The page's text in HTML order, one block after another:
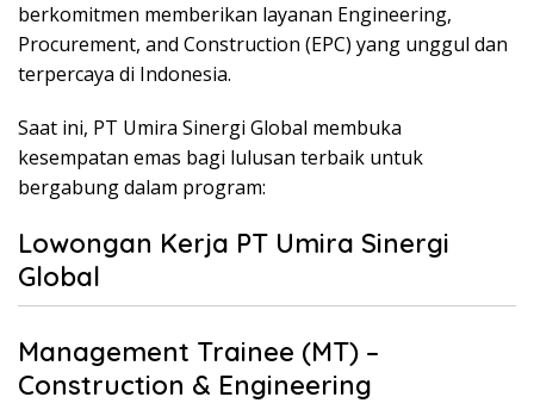
berkomitmen memberikan layanan Engineering,
Procurement, and Construction (EPC) yang unggul dan
terpercaya di Indonesia.
Saat ini, PT Umira Sinergi Global membuka
kesempatan emas bagi lulusan terbaik untuk
bergabung dalam program:
Lowongan Kerja PT Umira Sinergi
Global
Management Trainee (MT) –
Construction & Engineering